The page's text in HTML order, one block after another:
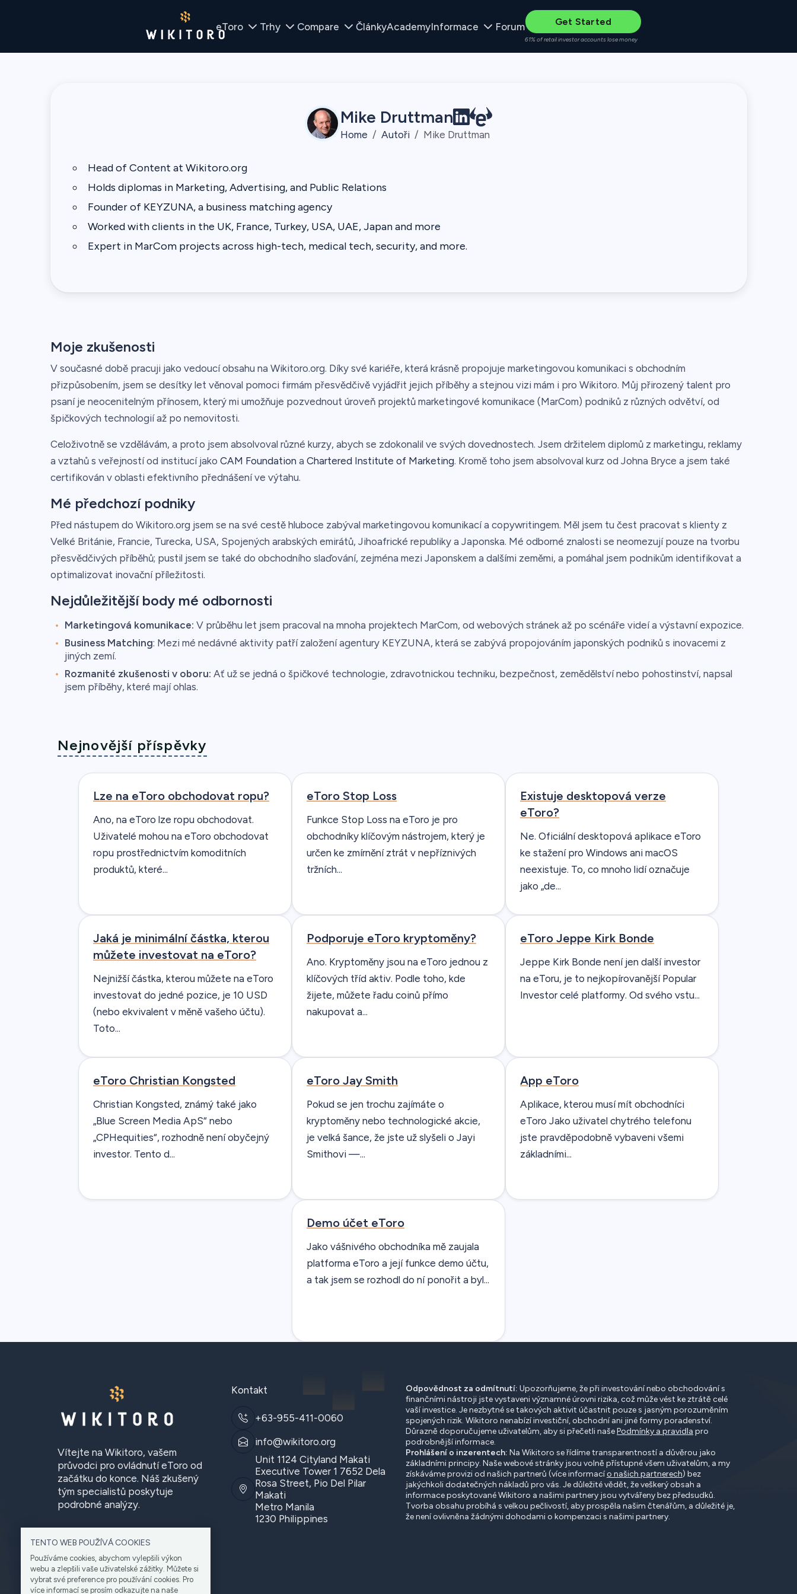
eToro Trhy Compare ČlánkyAcademyInformace Forum Get Started
61% of retail investor accounts lose money
Mike Druttman
Home Autoři Mike Druttman
Head of Content at Wikitoro.org
Holds diplomas in Marketing, Advertising, and Public Relations
Founder of KEYZUNA, a business matching agency
Worked with clients in the UK, France, Turkey, USA, UAE, Japan and more
Expert in MarCom projects across high-tech, medical tech, security, and more.
Moje zkušenosti
V současné době pracuji jako vedoucí obsahu na Wikitoro.org. Díky své kariéře, která krásně propojuje marketingovou komunikaci s obchodním
přizpůsobením, jsem se desítky let věnoval pomoci firmám přesvědčivě vyjádřit jejich příběhy a stejnou vizi mám i pro Wikitoro. Můj přirozený talent pro
psaní je neocenitelným přínosem, který mi umožňuje pozvednout úroveň projektů marketingové komunikace (MarCom) podniků z různých odvětví, od
špičkových technologií až po nemovitosti.
Celoživotně se vzdělávám, a proto jsem absolvoval různé kurzy, abych se zdokonalil ve svých dovednostech. Jsem držitelem diplomů z marketingu, reklamy
a vztahů s veřejností od institucí jako CAM Foundation a Chartered Institute of Marketing. Kromě toho jsem absolvoval kurz od Johna Bryce a jsem také
certifikován v oblasti efektivního přednášení ve výtahu.
Mé předchozí podniky
Před nástupem do Wikitoro.org jsem se na své cestě hluboce zabýval marketingovou komunikací a copywritingem. Měl jsem tu čest pracovat s klienty z
Velké Británie, Francie, Turecka, USA, Spojených arabských emirátů, Jihoafrické republiky a Japonska. Mé odborné znalosti se neomezují pouze na tvorbu
přesvědčivých příběhů; pustil jsem se také do obchodního slaďování, zejména mezi Japonskem a dalšími zeměmi, a pomáhal jsem podnikům identifikovat a
optimalizovat inovační příležitosti.
Nejdůležitější body mé odbornosti
Marketingová komunikace: V průběhu let jsem pracoval na mnoha projektech MarCom, od webových stránek až po scénáře videí a výstavní expozice.
Business Matching: Mezi mé nedávné aktivity patří založení agentury KEYZUNA, která se zabývá propojováním japonských podniků s inovacemi z
jiných zemí.
Rozmanité zkušenosti v oboru: Ať už se jedná o špičkové technologie, zdravotnickou techniku, bezpečnost, zemědělství nebo pohostinství, napsal
jsem příběhy, které mají ohlas.
Nejnovější příspěvky
Lze na eToro obchodovat ropu?
Ano, na eToro lze ropu obchodovat.
Uživatelé mohou na eToro obchodovat
ropu prostřednictvím komoditních
produktů, které...
eToro Stop Loss
Funkce Stop Loss na eToro je pro
obchodníky klíčovým nástrojem, který je
určen ke zmírnění ztrát v nepříznivých
tržních...
Existuje desktopová verze
eToro?
Ne. Oficiální desktopová aplikace eToro
ke stažení pro Windows ani macOS
neexistuje. To, co mnoho lidí označuje
jako „de...
Jaká je minimální částka, kterou
můžete investovat na eToro?
Nejnižší částka, kterou můžete na eToro
investovat do jedné pozice, je 10 USD
(nebo ekvivalent v měně vašeho účtu).
Toto...
Podporuje eToro kryptoměny?
Ano. Kryptoměny jsou na eToro jednou z
klíčových tříd aktiv. Podle toho, kde
žijete, můžete řadu coinů přímo
nakupovat a...
eToro Jeppe Kirk Bonde
Jeppe Kirk Bonde není jen další investor
na eToru, je to nejkopírovanější Popular
Investor celé platformy. Od svého vstu...
eToro Christian Kongsted
Christian Kongsted, známý také jako
„Blue Screen Media ApS“ nebo
„CPHequities“, rozhodně není obyčejný
investor. Tento d...
eToro Jay Smith
Pokud se jen trochu zajímáte o
kryptoměny nebo technologické akcie,
je velká šance, že jste už slyšeli o Jayi
Smithovi —...
App eToro
Aplikace, kterou musí mít obchodníci
eToro Jako uživatel chytrého telefonu
jste pravděpodobně vybaveni všemi
základními...
Demo účet eToro
Jako vášnivého obchodníka mě zaujala
platforma eToro a její funkce demo účtu,
a tak jsem se rozhodl do ní ponořit a byl...
TENTO WEB POUŽÍVÁ COOKIES
Používáme cookies, abychom vylepšili výkon
webu a zlepšili vaše uživatelské zážitky. Můžete si
vybrat své preference pro používání cookies. Pro
více informací se prosím odkazujte na naše
Vítejte na Wikitoro, vašem
průvodci pro ovládnutí eToro od
začátku do konce. Náš zkušený
tým specialistů poskytuje
podrobné analýzy.
Kontakt
+63-955-411-0060
info@wikitoro.org
Unit 1124 Cityland Makati
Executive Tower 1 7652 Dela
Rosa Street, Pio Del Pilar
Makati
Metro Manila
1230 Philippines
Odpovědnost za odmítnutí: Upozorňujeme, že při investování nebo obchodování s
finančními nástroji jste vystaveni významné úrovni rizika, což může vést ke ztrátě celé
vaší investice. Je nezbytné se takových aktivit účastnit pouze s jasným porozuměním
spojených rizik. Wikitoro nenabízí investiční, obchodní ani jiné formy poradenství.
Důrazně doporučujeme uživatelům, aby si přečetli našePodmínky a pravidla pro
podrobnější informace.
Prohlášení o inzerentech: Na Wikitoro se řídíme transparentností a důvěrou jako
základními principy. Naše webové stránky jsou volně přístupné všem uživatelům, a my
získáváme provizi od našich partnerů (více informacío našich partnerech) bez
jakýchkoli dodatečných nákladů pro vás. Je důležité vědět, že veškerý obsah a
informace poskytované Wikitoro a našimi partnery jsou vytvářeny bez předsudků.
Tvorba obsahu probíhá s velkou pečlivostí, aby prospěla našim čtenářům, a důležité je,
že není ovlivněna žádnými dohodami o kompenzaci s našimi partnery.